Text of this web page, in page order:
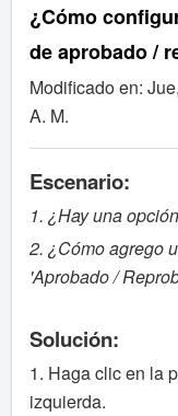
¿Cómo
de aprobado /
Modificado en:
A. M.
Escenario:
1. ¿Hay una
2. ¿Cómo agrego
'Aprobado /
Solución:
1. Haga clic en la
izquierda.